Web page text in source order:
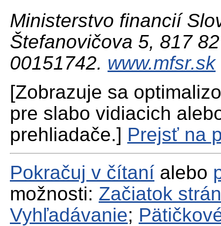
Ministerstvo financií
Štefanovičova 5, 817
00151742. www.mfsr.sk
[Zobrazuje sa
pre slabo vidiacich
prehliadače.] Prejsť na
Pokračuj v čítaní alebo
možnosti: Začiatok
Vyhľadávanie;